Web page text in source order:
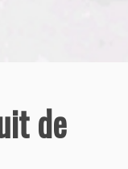
de